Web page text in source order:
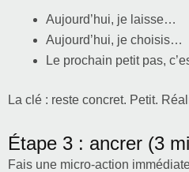
Aujourd’hui, je laisse…
Aujourd’hui, je choisis…
Le prochain petit pas,
La clé : reste concret. Petit.
Étape 3 : ancrer (3
Fais une micro-action